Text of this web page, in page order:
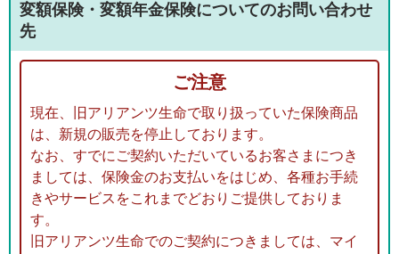
変額保険・変額年金保険についてのお問い合わせ
先
ご注意
現在、旧アリアンツ生命で取り扱っていた保険商品
は、新規の販売を停止しております。
なお、すでにご契約いただいているお客さまにつき
ましては、保険金のお支払いをはじめ、各種お手続
きやサービスをこれまでどおりご提供しておりま
す。
旧アリアンツ生命でのご契約につきましては、マイ